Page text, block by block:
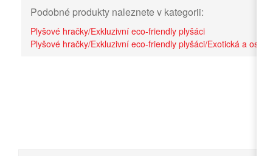
Podobné produkty naleznete v kategorii:
Plyšové hračky/Exkluzivní eco-friendly plyšáci
Plyšové hračky/Exkluzivní eco-friendly plyšáci/Exotická a ostatní